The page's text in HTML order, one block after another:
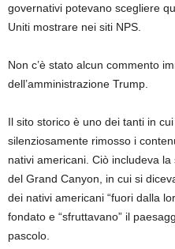
governativi potevano scegliere
Uniti mostrare nei siti NPS.
Non c’è stato alcun commento
dell’amministrazione Trump.
Il sito storico è uno dei tanti in
silenziosamente rimosso i
nativi americani. Ciò includeva
del Grand Canyon, in cui si
dei nativi americani “fuori dalla
fondato e “sfruttavano” il
pascolo.